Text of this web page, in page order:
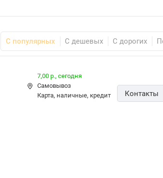
С популярных С дешевых С дорогих
7,00 р., сегодня
Самовывоз
карта, наличные, кредит
Контакты